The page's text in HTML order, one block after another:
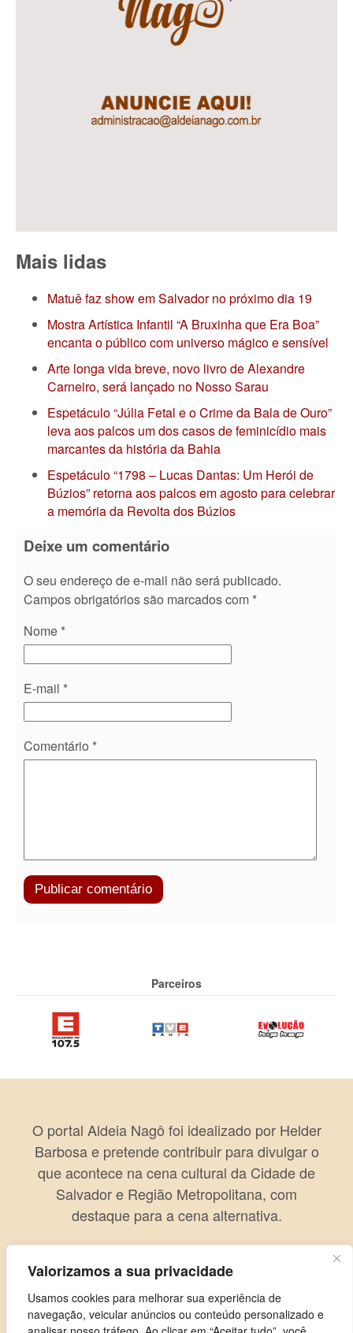
Valorizamos a sua privacidade
Usamos cookies para melhorar sua experiência de
navegação, veicular anúncios ou conteúdo personalizado e
Mais lidas
Matuê faz show em Salvador no próximo dia 19
Mostra Artística Infantil “A Bruxinha que Era Boa”
encanta o público com universo mágico e sensível
Arte longa vida breve, novo livro de Alexandre
Carneiro, será lançado no Nosso Sarau
Espetáculo “Júlia Fetal e o Crime da Bala de Ouro”
leva aos palcos um dos casos de feminicídio mais
marcantes da história da Bahia
Espetáculo “1798 – Lucas Dantas: Um Herói de
Búzios” retorna aos palcos em agosto para celebrar
a memória da Revolta dos Búzios
Deixe um comentário
O seu endereço de e-mail não será publicado.
Campos obrigatórios são marcados com *
Nome *
E-mail *
Comentário *
Parceiros
O portal Aldeia Nagô foi idealizado por Helder
Barbosa e pretende contribuir para divulgar o
que acontece na cena cultural da Cidade de
Salvador e Região Metropolitana, com
destaque para a cena alternativa.